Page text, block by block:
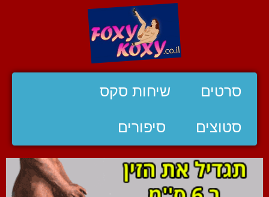
סרטים שיחות סקס
סטוצים סיפורים